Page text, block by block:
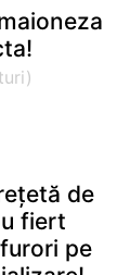
de
fiert
pe